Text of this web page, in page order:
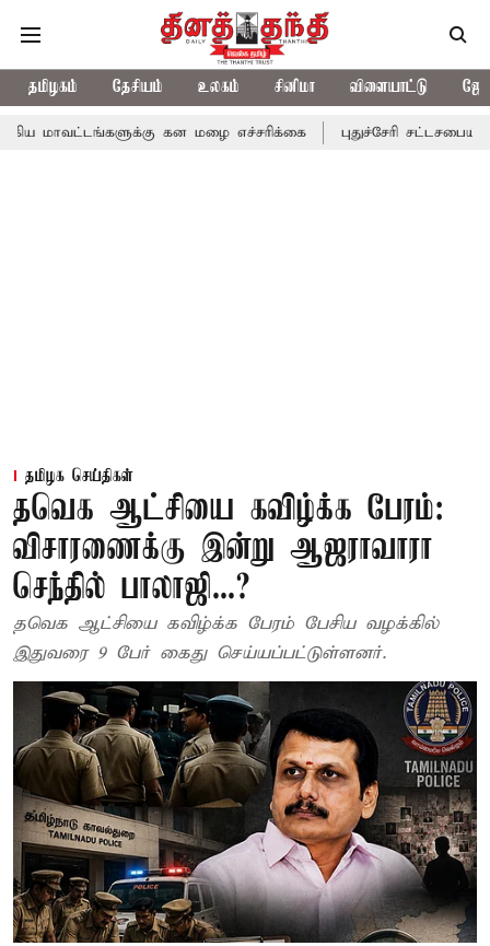
தமிழகம் தேசியம் உலகம் சினிமா விளையாட்டு
கன மழை எச்சரிக்கை புதுச்சேரி சட்டசபையில் வரும்
தமிழக செய்திகள்
தவெக ஆட்சியை கவிழ்க்க பேரம்:
விசாரணைக்கு இன்று ஆஜராவாரா
செந்தில் பாலாஜி...?
தவெக ஆட்சியை கவிழ்க்க பேரம் பேசிய வழக்கில்
இதுவரை 9 பேர் கைது செய்யப்பட்டுள்ளனர்.